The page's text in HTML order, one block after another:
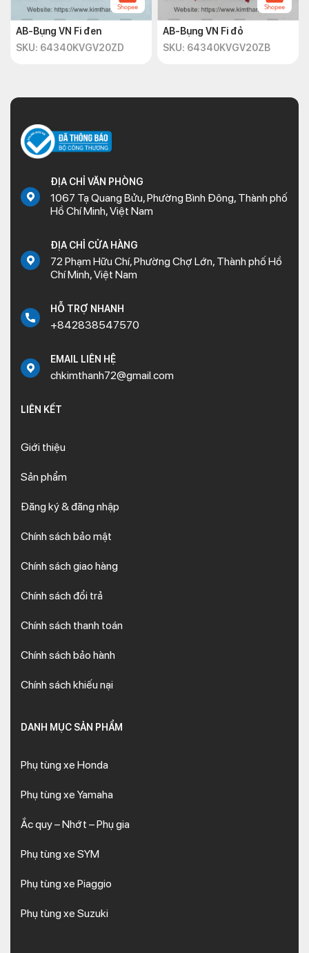
AB-Bụng VN Fi đen
SKU: 64340KVGV20ZD
AB-Bụng VN Fi đỏ
SKU: 64340KVGV20ZB
ĐỊA CHỈ VĂN PHÒNG
1067 Tạ Quang Bửu, Phường Bình Đông, Thành phố
Hồ Chí Minh, Việt Nam
ĐỊA CHỈ CỬA HÀNG
72 Phạm Hữu Chí, Phường Chợ Lớn, Thành phố Hồ
Chí Minh, Việt Nam
HỖ TRỢ NHANH
+842838547570
EMAIL LIÊN HỆ
chkimthanh72@gmail.com
LIÊN KẾT
Giới thiệu
Sản phẩm
Đăng ký & đăng nhập
Chính sách bảo mật
Chính sách giao hàng
Chính sách đổi trả
Chính sách thanh toán
Chính sách bảo hành
Chính sách khiếu nại
DANH MỤC SẢN PHẨM
Phụ tùng xe Honda
Phụ tùng xe Yamaha
Ắc quy – Nhớt – Phụ gia
Phụ tùng xe SYM
Phụ tùng xe Piaggio
Phụ tùng xe Suzuki